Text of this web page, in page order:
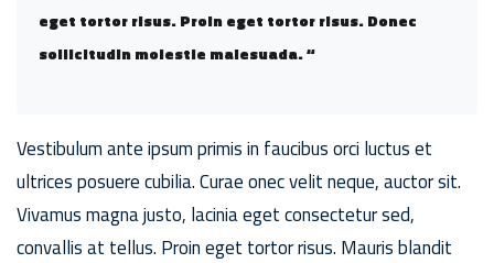
eget tortor risus. Proin eget tortor risus. Donec
sollicitudin molestie malesuada. “
Vestibulum ante ipsum primis in faucibus orci luctus et
ultrices posuere cubilia. Curae onec velit neque, auctor sit.
Vivamus magna justo, lacinia eget consectetur sed,
convallis at tellus. Proin eget tortor risus. Mauris blandit